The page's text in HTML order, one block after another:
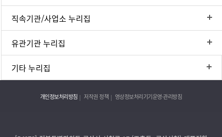
직속기관/사업소 누리집
유관기관 누리집
기타 누리집
개인정보처리방침 저작권 정책 영상정보처리기기운영·관리방침